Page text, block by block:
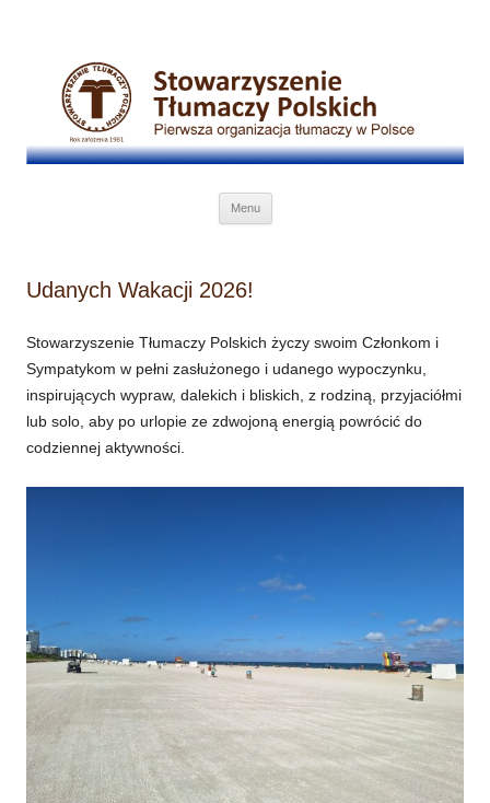
Menu
Udanych Wakacji 2026!
Stowarzyszenie Tłumaczy Polskich życzy swoim Członkom i
Sympatykom w pełni zasłużonego i udanego wypoczynku,
inspirujących wypraw, dalekich i bliskich, z rodziną, przyjaciółmi
lub solo, aby po urlopie ze zdwojoną energią powrócić do
codziennej aktywności.